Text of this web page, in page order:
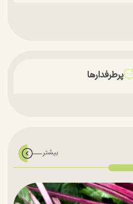
پرطرفدارها